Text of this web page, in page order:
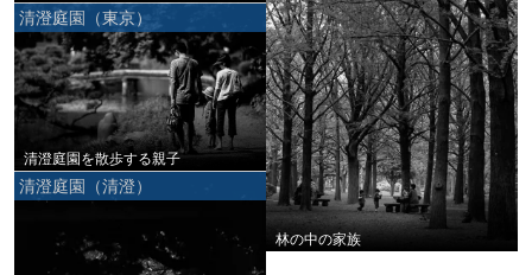
林の中の家族
清澄庭園（東京）
清澄庭園を散歩する親子
清澄庭園（清澄）